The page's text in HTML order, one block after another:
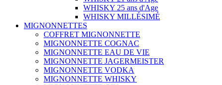
WHISKY 25 ans d'Age
WHISKY MILLÉSIMÉ
MIGNONNETTES
COFFRET MIGNONNETTE
MIGNONNETTE COGNAC
MIGNONNETTE EAU DE VIE
MIGNONNETTE JAGERMEISTER
MIGNONNETTE VODKA
MIGNONNETTE WHISKY